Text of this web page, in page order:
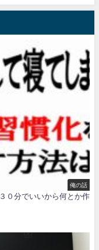
俺の話
０分でいいから何とか作